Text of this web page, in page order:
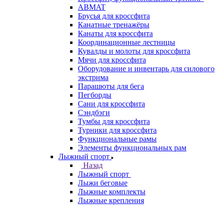
ABMAT
Брусья для кроссфита
Канатные тренажёры
Канаты для кроссфита
Координационные лестницы
Кувалды и молоты для кроссфита
Мячи для кроссфита
Оборудование и инвентарь для силового
экстрима
Парашюты для бега
Пегборды
Сани для кроссфита
Сэндбэги
Тумбы для кроссфита
Турники для кроссфита
Функциональные рамы
Элементы функциональных рам
Лыжный спорт
Назад
Лыжный спорт
Лыжи беговые
Лыжные комплекты
Лыжные крепления